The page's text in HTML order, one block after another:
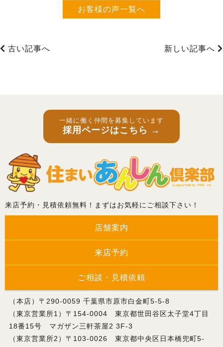
お客様の声一覧へ
古い記事へ 新しい記事へ
一緒に働く仲間を募集しています
採用ページはこちら →
来店予約・見積依頼無料！まずはお気軽にご相談下さい！
店舗案内
来店予約
ご相談・見積依頼
（本店）〒290-0059 千葉県市原市白金町5-5-8
（東京営業所1）〒154-0004 東京都世田谷区太子堂4丁目
18番15号 マガザン三軒茶屋2 3F-3
（東京営業所2）〒103-0026 東京都中央区日本橋兜町5-